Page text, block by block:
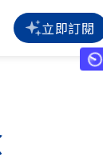
立即訂閱